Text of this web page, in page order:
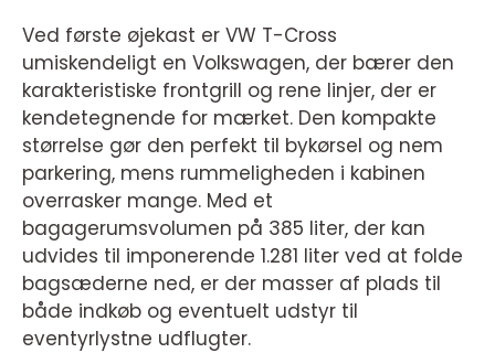
Ved første øjekast er VW T-Cross
umiskendeligt en Volkswagen, der bærer den
karakteristiske frontgrill og rene linjer, der er
kendetegnende for mærket. Den kompakte
størrelse gør den perfekt til bykørsel og nem
parkering, mens rummeligheden i kabinen
overrasker mange. Med et
bagagerumsvolumen på 385 liter, der kan
udvides til imponerende 1.281 liter ved at folde
bagsæderne ned, er der masser af plads til
både indkøb og eventuelt udstyr til
eventyrlystne udflugter.